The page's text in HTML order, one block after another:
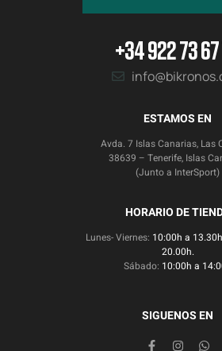
+34 922 73
ESTAMOS EN
Avda. 7 Islas Canarias, Las
38639 – Tenerife, Islas
(Junto a InterSport)
HORARIO DE
Lunes- Viernes: 10:00h a
20.00h.
Sábado: 10:00h a
SIGUENOS EN